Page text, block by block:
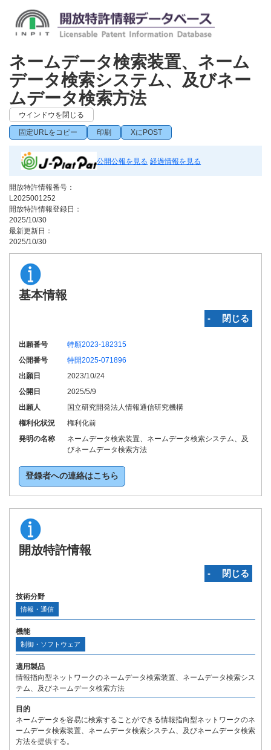
ネームデータ検索装置、ネーム
データ検索システム、及びネー
ムデータ検索方法
ウインドウを閉じる
固定URLをコピー 印刷 XにPOST
公開公報を見る 経過情報を見る
開放特許情報番号：
L2025001252
開放特許情報登録日：
2025/10/30
最新更新日：
2025/10/30
基本情報
‐ 閉じる
出願番号
特願2023-182315
公開番号
特開2025-071896
出願日
2023/10/24
公開日
2025/5/9
出願人
国立研究開発法人情報通信研究機構
権利化状況
権利化前
発明の名称
ネームデータ検索装置、ネームデータ検索システム、及
びネームデータ検索方法
登録者への連絡はこちら
開放特許情報
‐ 閉じる
技術分野
情報・通信
機能
制御・ソフトウェア
適用製品
情報指向型ネットワークのネームデータ検索装置、ネームデータ検索シス
テム、及びネームデータ検索方法
目的
ネームデータを容易に検索することができる情報指向型ネットワークのネ
ームデータ検索装置、ネームデータ検索システム、及びネームデータ検索
方法を提供する。